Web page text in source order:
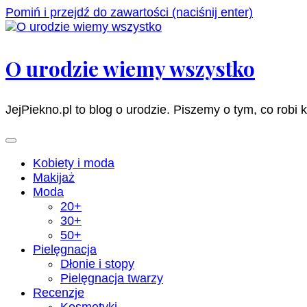
Pomiń i przejdź do zawartości (naciśnij enter)
O urodzie wiemy wszystko
JejPiekno.pl to blog o urodzie. Piszemy o tym, co robi
Kobiety i moda
Makijaż
Moda
20+
30+
50+
Pielęgnacja
Dłonie i stopy
Pielęgnacja twarzy
Recenzje